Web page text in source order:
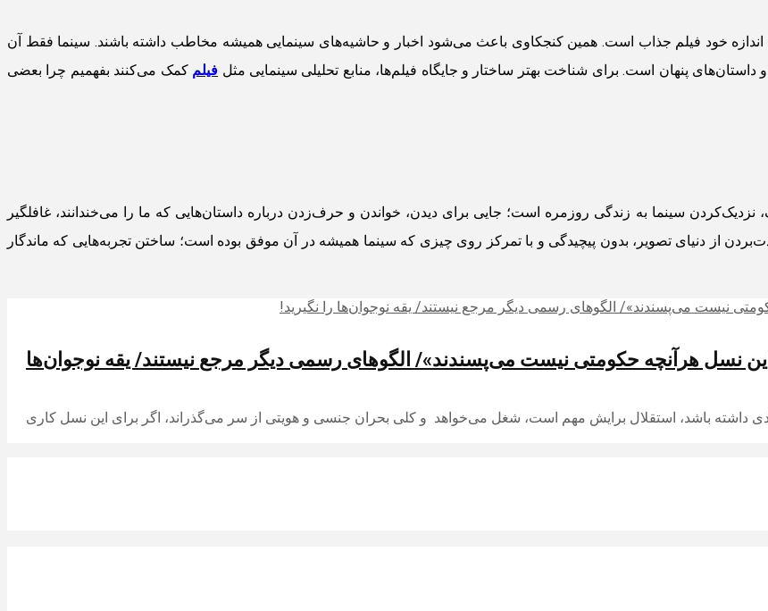
اندازه خود فیلم جذاب است. همین کنجکاوی باعث می‌شود اخبار و حاشیه‌های سینمایی همیشه مخاطب داشته باشند. سینما فقط آن
پنهان است. برای شناخت بهتر ساختار و جایگاه فیلم‌ها، منابع تحلیلی سینمایی مثل فیلم کمک می‌کنند بفهمیم چرا بعضی
سینما به زندگی روزمره است؛ جایی برای دیدن، خواندن و حرف‌زدن درباره داستان‌هایی که ما را می‌خندانند، غافلگیر
از دنیای تصویر، بدون پیچیدگی و با تمرکز روی چیزی که سینما همیشه در آن موفق بوده است؛ ساختن تجربه‌هایی که ماندگار
نسل هرآنچه حکومتی نیست می‌پسندند»/ الگوهای رسمی دیگر مرجع نیستند/ یقه نوجوان‌ها
داشته باشد، استقلال برایش مهم است، شغل می‌خواهد و کلی بحران جنسی و هویتی از سر می‌گذراند، اگر برای این نسل کاری